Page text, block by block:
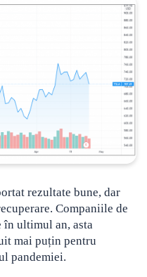
rezultate bune, dar
Companiile de
în ultimul an, asta
mai puțin pentru
pandemiei.